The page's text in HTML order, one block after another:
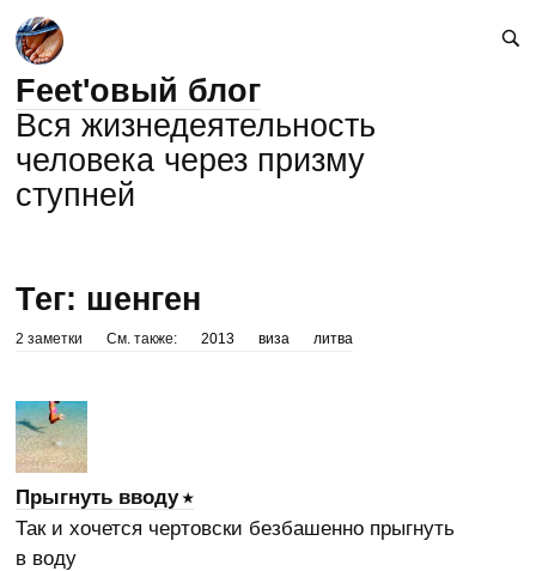
Feet'овый блог
Вся жизнедеятельность
человека через призму
ступней
Тег: шенген
2 заметки См. также: 2013 виза литва
Прыгнуть вводу
Так и хочется чертовски безбашенно прыгнуть
в воду